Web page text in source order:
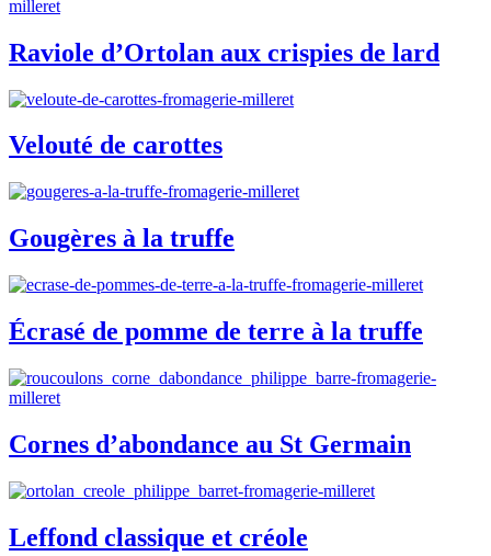
Raviole d’Ortolan aux crispies de lard
Velouté de carottes
Gougères à la truffe
Écrasé de pomme de terre à la truffe
Cornes d’abondance au St Germain
Leffond classique et créole